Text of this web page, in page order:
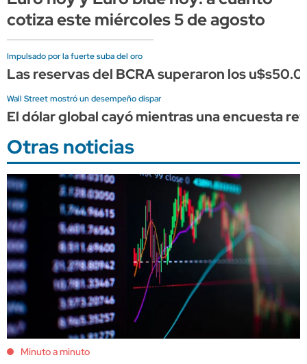
cotiza este miércoles 5 de agosto
Impulsado por la fuerte suba del oro
Las reservas del BCRA superaron los
Wall Street mostró un desempeño dispar
El dólar global cayó mientras una encuesta
Otras noticias
Minuto a minuto